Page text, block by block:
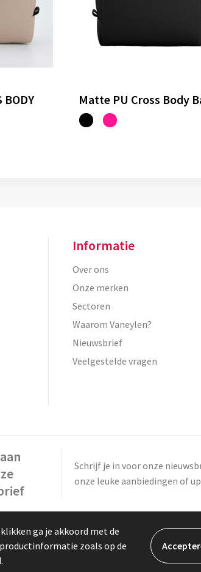
BODY
Matte PU Cross Body
Informatie
Over ons
Onze merken
Sectoren
Waarom Vaneylen?
Nieuwsbrief
Veelgestelde vragen
Schrijf je in voor onze
onze leuke aanbiedingen of
ga je akkoord met de
zoals op de